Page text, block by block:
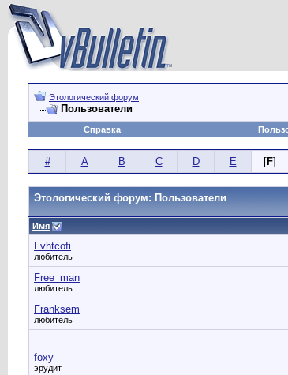
Этологический форум
Пользователи
Справка
# A B C D E [F]
Этологический форум: Пользователи
Имя
Fvhtcofi
любитель
Free_man
любитель
Franksem
любитель
foxy
эрудит